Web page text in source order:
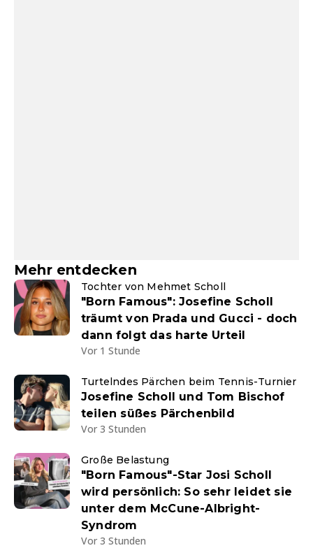
Mehr entdecken
Tochter von Mehmet Scholl
"Born Famous": Josefine Scholl
träumt von Prada und Gucci - doch
dann folgt das harte Urteil
Vor 1 Stunde
Turtelndes Pärchen beim Tennis-Turnier
Josefine Scholl und Tom Bischof
teilen süßes Pärchenbild
Vor 3 Stunden
Große Belastung
"Born Famous"-Star Josi Scholl
wird persönlich: So sehr leidet sie
unter dem McCune-Albright-
Syndrom
Vor 3 Stunden